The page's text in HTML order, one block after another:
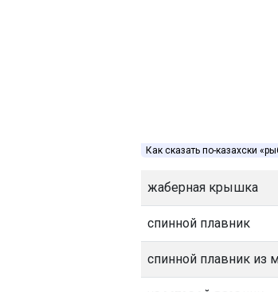
Как сказать по-казахски
жаберная крышка
спинной плавник
спинной плавник из